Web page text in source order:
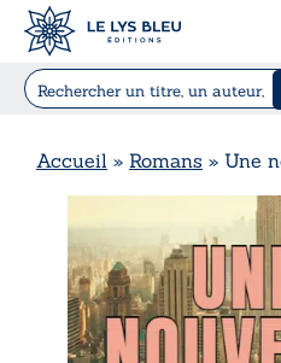
Accueil » Romans » Une